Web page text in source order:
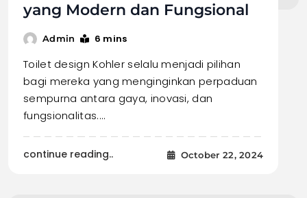
yang Modern dan Fungsional
Admin 6 mins
Toilet design Kohler selalu menjadi pilihan
bagi mereka yang menginginkan perpaduan
sempurna antara gaya, inovasi, dan
fungsionalitas.…
continue reading.. October 22, 2024